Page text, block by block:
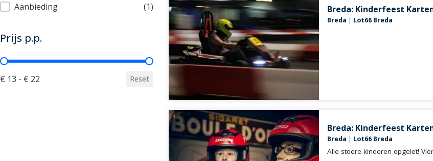
Aanbieding
(1)
Prijs p.p.
Prijs p.p.
€ 13 - € 22 Reset
Breda: Kinderfeest
Breda | Lot66 Breda
Breda: Kinderfeest
Breda Lot66 Breda
Alle stoere kinderen opgelet!